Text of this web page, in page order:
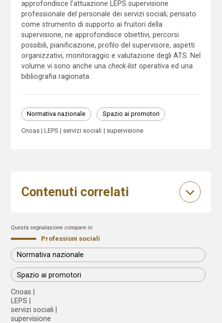
approfondisce l’attuazione LEPS supervisione
professionale del personale dei servizi sociali; pensato
come strumento di supporto ai fruitori della
supervisione, ne approfondisce obiettivi, percorsi
possibili, pianificazione, profilo del supervisore, aspetti
organizzativi, monitoraggio e valutazione degli ATS. Nel
volume vi sono anche una check-listoperativa ed una
bibliografia ragionata.
Normativa nazionale Spazio ai promotori
Cnoas LEPS servizi sociali supervisione
Contenuti correlati
Questa segnalazione compare in:
Professioni sociali
Normativa nazionale
Spazio ai promotori
Cnoas
LEPS
servizi sociali
supervisione